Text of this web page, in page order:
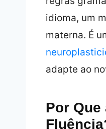
idioma, um
materna. É
adapte ao
Por Que